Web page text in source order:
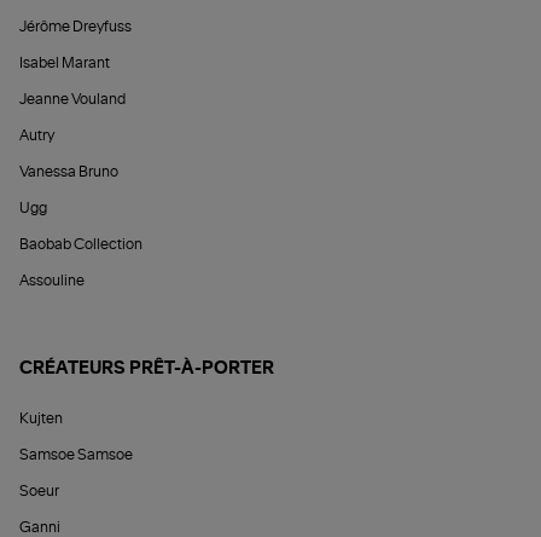
Jérôme Dreyfuss
Isabel Marant
Jeanne Vouland
Autry
Vanessa Bruno
Ugg
Baobab Collection
Assouline
CRÉATEURS PRÊT-À-PORTER
Kujten
Samsoe Samsoe
Soeur
Ganni